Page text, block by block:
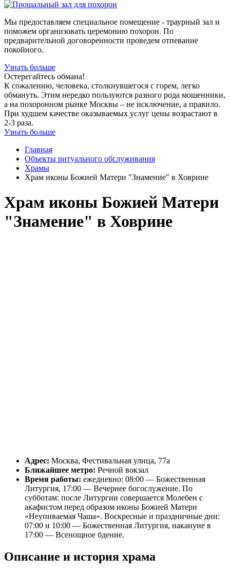
Мы предоставляем специальное помещение - траурный зал и
поможем организовать церемонию похорон. По
предварительной договоренности проведем отпевание
покойного.
Узнать больше
Остерегайтесь обмана!
К сожалению, человека, столкнувшегося с горем, легко
обмануть. Этим нередко пользуются разного рода мошенники,
а на похоронном рынке Москвы – не исключение, а правило.
При худшем качестве оказываемых услуг цены возрастают в
2-3 раза.
Узнать больше
Главная
Объекты ритуального обслуживания
Храмы
Храм иконы Божией Матери "Знамение" в Ховрине
Храм иконы Божией Матери
"Знамение" в Ховрине
Адрес: Москва, Фестивальная улица, 77а
Ближайшее метро: Речной вокзал
Время работы: ежедневно: 08:00 — Божественная
Литургия, 17:00 — Вечернее богослужение. По
субботам: после Литургии совершается Молебен с
акафистом перед образом иконы Божией Матери
«Неупиваемая Чаша». Воскресные и праздничные дни:
07:00 и 10:00 — Божественная Литургия, накануне в
17:00 — Всенощное бдение.
Описание и история храма